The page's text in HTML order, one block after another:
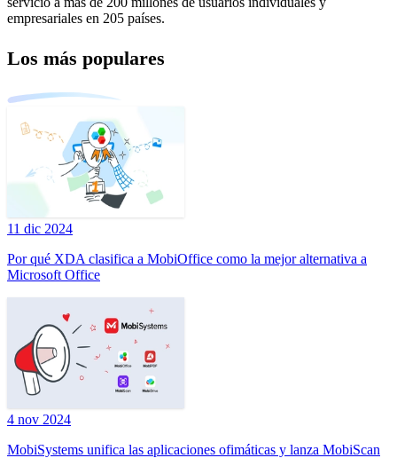
empresariales en 205 países.
Los más populares
11 dic 2024
Por qué XDA clasifica a MobiOffice como la mejor alternativa a
Microsoft Office
4 nov 2024
MobiSystems unifica las aplicaciones ofimáticas y lanza MobiScan